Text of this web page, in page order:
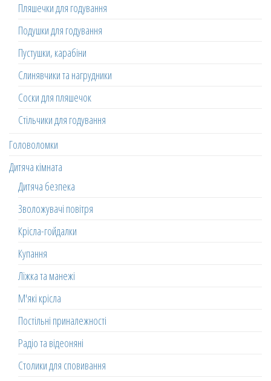
Пляшечки для годування
Подушки для годування
Пустушки, карабіни
Слинявчики та нагрудники
Соски для пляшечок
Стільчики для годування
Головоломки
Дитяча кімната
Дитяча безпека
Зволожувачі повітря
Крісла-гойдалки
Купання
Ліжка та манежі
М'які крісла
Постільні приналежності
Радіо та відеоняні
Столики для сповивання